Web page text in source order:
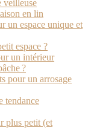
veilleuse
en lin
un espace unique et
espace ?
un intérieur
?
pour un arrosage
tendance
plus petit (et